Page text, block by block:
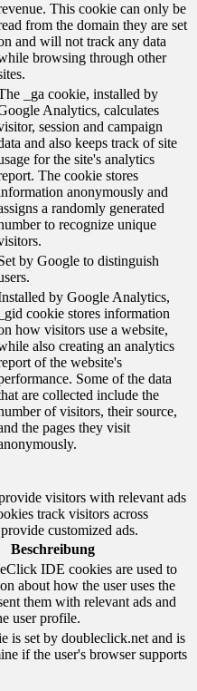
This cookie can only be
from the domain they are set
and will not track any data
browsing through other
_ga cookie, installed by
Analytics, calculates
session and campaign
and also keeps track of site
for the site's analytics
The cookie stores
anonymously and
a randomly generated
to recognize unique
by Google to distinguish
by Google Analytics,
_gid cookie stores information
how visitors use a website,
also creating an analytics
of the website's
Some of the data
are collected include the
of visitors, their source,
the pages they visit
visitors with relevant ads
track visitors across
customized ads.
Beschreibung
IDE cookies are used to
about how the user uses the
them with relevant ads and
user profile.
is set by doubleclick.net and is
if the user's browser supports